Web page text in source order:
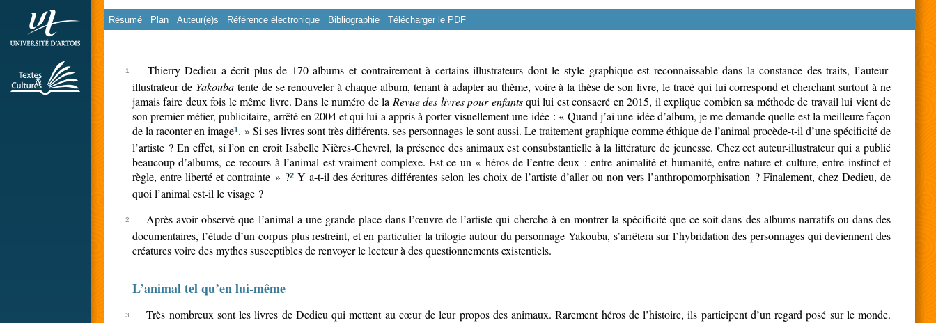
Résumé Plan Auteur(e)s Référence électronique Bibliographie Télécharger le PDF
Thierry Dedieu a écrit plus de 170 albums et contrairement à certains illustrateurs dont le style graphique est reconnaissable dans la constance des traits, l’auteur-
illustrateur de Yakoubatente de se renouveler à chaque album, tenant à adapter au thème, voire à la thèse de son livre, le tracé qui lui correspond et cherchant surtout à ne
jamais faire deux fois le même livre. Dans le numéro de la Revue des livres pour enfantsqui lui est consacré en 2015, il explique combien sa méthode de travail lui vient de
son premier métier, publicitaire, arrêté en 2004 et qui lui a appris à porter visuellement une idée : « Quand j’ai une idée d’album, je me demande quelle est la meilleure façon
de la raconter en image1. » Si ses livres sont très différents, ses personnages le sont aussi. Le traitement graphique comme éthique de l’animal procède-t-il d’une spécificité de
l’artiste ? En effet, si l’on en croit Isabelle Nières-Chevrel, la présence des animaux est consubstantielle à la littérature de jeunesse. Chez cet auteur-illustrateur qui a publié
beaucoup d’albums, ce recours à l’animal est vraiment complexe. Est-ce un « héros de l’entre-deux : entre animalité et humanité, entre nature et culture, entre instinct et
règle, entre liberté et contrainte » ?2Y a-t-il des écritures différentes selon les choix de l’artiste d’aller ou non vers l’anthropomorphisation ? Finalement, chez Dedieu, de
quoi l’animal est-il le visage ?
Après avoir observé que l’animal a une grande place dans l’œuvre de l’artiste qui cherche à en montrer la spécificité que ce soit dans des albums narratifs ou dans des
documentaires, l’étude d’un corpus plus restreint, et en particulier la trilogie autour du personnage Yakouba, s’arrêtera sur l’hybridation des personnages qui deviennent des
créatures voire des mythes susceptibles de renvoyer le lecteur à des questionnements existentiels.
L’animal tel qu’en lui-même
Très nombreux sont les livres de Dedieu qui mettent au cœur de leur propos des animaux. Rarement héros de l’histoire, ils participent d’un regard posé sur le monde.